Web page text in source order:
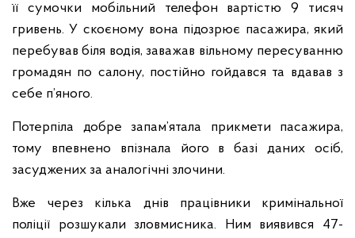
її сумочки мобільний телефон вартістю 9 тисяч
гривень. У скоєному вона підозрює пасажира, який
перебував біля водія, заважав вільному пересуванню
громадян по салону, постійно гойдався та вдавав з
себе п’яного.
Потерпіла добре запам’ятала прикмети пасажира,
тому впевнено впізнала його в базі даних осіб,
засуджених за аналогічні злочини.
Вже через кілька днів працівники кримінальної
поліції розшукали зловмисника. Ним виявився 47-